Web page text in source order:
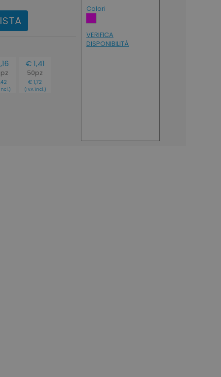
€ 1,41
50pz
€ 1,72
(IVA incl.)
Colori
VERIFICA
DISPONIBILITÁ